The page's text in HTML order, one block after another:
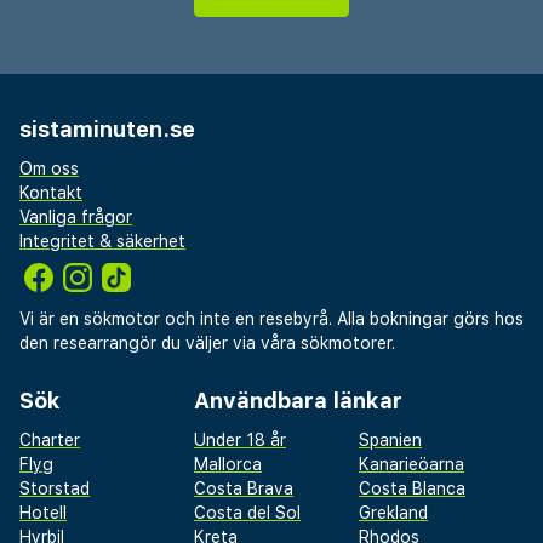
tvättmöjligheter. Avgiftsfri parkering erbjuds på plats.
utsikten från terrassen och trädgården. Boendet har
Apartments har en snackbar/deli där gäster kan köpa
nåt gott att äta. Koppla av med din favoritdrink i deras
bar eller bar vid poolen.
Du kommer att ombes att betala följande avgifter
på boendet – avgifterna kan inkludera tillämpliga
skatter:
En stadsskatt tas ut av staden och betalas på
alltid året om. Undantag från skatten kan finnas.
Kontakta boendet med hjälp av uppgifterna i
bokningsbekräftelsen för mer information.
Stadsskatt: Från 1 november till 31 mars, EUR 1.50 per
boende per natt.
sistaminuten.se
Om oss
Kontakt
Vanliga frågor
Integritet & säkerhet
Vi är en sökmotor och inte en resebyrå. Alla bokningar görs hos
den researrangör du väljer via våra sökmotorer.
Sök
Charter
Flyg
Storstad
Hotell
Hyrbil
Användbara länkar
Under 18 år
Spanien
Mallorca
Kanarieöarna
Costa Brava
Costa Blanca
Costa del Sol
Grekland
Kreta
Rhodos